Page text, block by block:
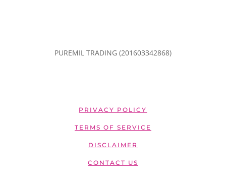
PUREMIL TRADING (201603342868)
PRIVACY POLICY
TERMS OF SERVICE
DISCLAIMER
CONTACT US